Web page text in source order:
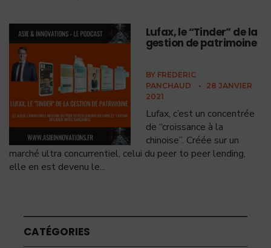
Lufax, le “Tinder” de la
gestion de patrimoine
BY FREDERIC
PANCHAUD
•
28 JANVIER
2021
Lufax, c’est un concentrée
de “croissance à la
chinoise”. Créée sur un
marché ultra concurrentiel, celui du peer to peer lending,
elle en est devenu le...
CATÉGORIES